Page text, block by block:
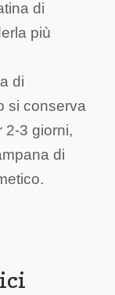
di
più
di
si conserva
2-3 giorni,
di